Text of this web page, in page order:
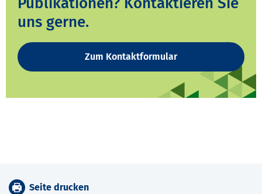
uns gerne.
Zum Kontaktformular
Seite drucken